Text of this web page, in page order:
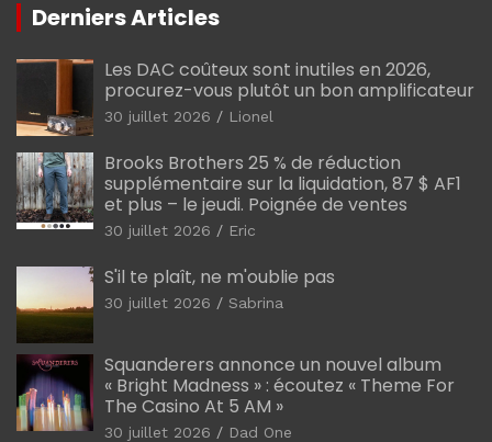
Derniers Articles
Les DAC coûteux sont inutiles en 2026,
procurez-vous plutôt un bon amplificateur
30 juillet 2026 Lionel
Brooks Brothers 25 % de réduction
supplémentaire sur la liquidation, 87 $ AF1
et plus – le jeudi. Poignée de ventes
30 juillet 2026 Eric
S'il te plaît, ne m'oublie pas
30 juillet 2026 Sabrina
Squanderers annonce un nouvel album
« Bright Madness » : écoutez « Theme For
The Casino At 5 AM »
30 juillet 2026 Dad One